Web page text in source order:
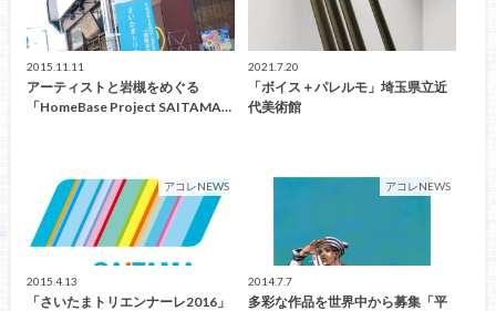
2015.11.11
アーティストと岩槻をめぐる
「HomeBase Project SAITAMA…
2021.7.20
「ボイス＋パレルモ」埼玉県立近
代美術館
アコレNEWS
2015.4.13
「さいたまトリエンナーレ2016」
アコレNEWS
2014.7.7
多彩な作品を世界中から募集「平